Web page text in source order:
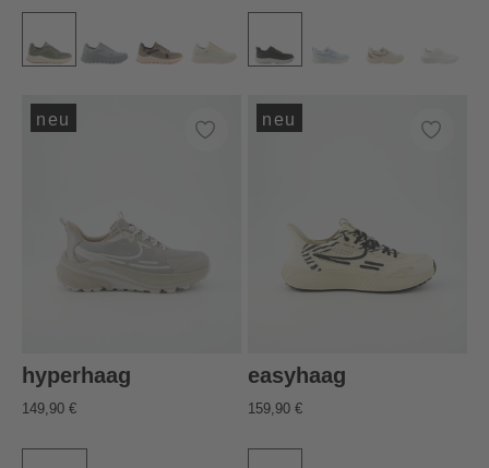
neu
hyperhaag
149,90 €
neu
easyhaag
159,90 €